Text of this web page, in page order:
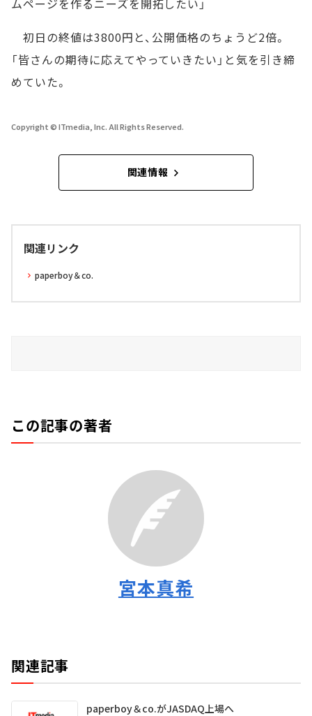
初日の終値は3800円と、公開価格のちょうど2倍。
「皆さんの期待に応えてやっていきたい」と気を引き締
めていた。
Copyright © ITmedia, Inc. All Rights Reserved.
関連情報
関連リンク
paperboy＆co.
この記事の著者
宮本真希
関連記事
paperboy＆co.がJASDAQ上場へ